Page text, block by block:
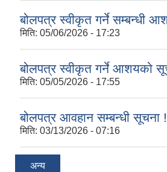
बोलपत्र स्वीकृत गर्ने सम्बन्धी
मिति: 05/06/2026 - 17:23
बोलपत्र स्वीकृत गर्ने आशयको
मिति: 05/05/2026 - 17:55
बोलपत्र आवहान सम्बन्धी सूचना !
मिति: 03/13/2026 - 07:16
अन्य